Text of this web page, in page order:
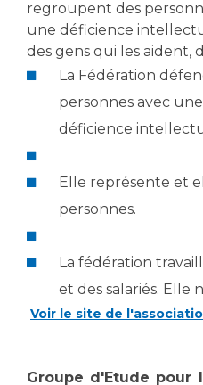
Salon des familles
Transports sanitaires
Vos droits, vos devoirs
Handicap
Handi 13
Accueil sourds et
Charte Romain Jacob
Mouvement Parcours
Les structures de
Écoles et Instituts
Professionnels de
Adresser un patient
Réseaux de soins
Adresser un examen au
Médicale
Cancérologie
regroupent des
une déficience
des gens qui les aident,
La Fédération
personnes avec
déficience
Elle représente et
personnes.
La fédération
et des salariés. Elle
Voir le site de
Groupe d'Etude pour